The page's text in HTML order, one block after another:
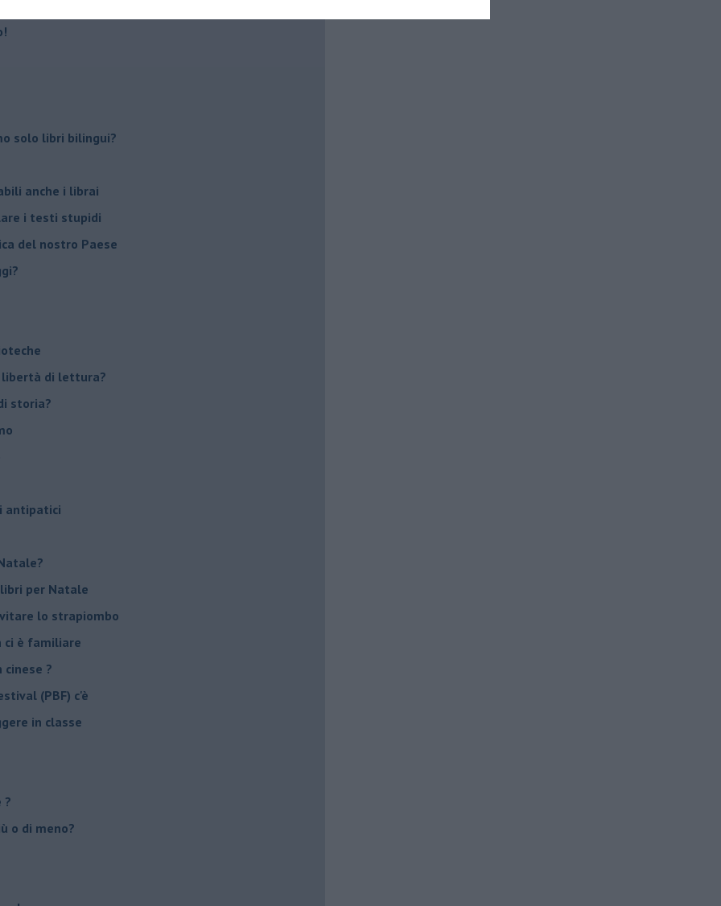
solo libri bilingui?
anche i librai
i testi stupidi
del nostro Paese
di lettura?
storia?
antipatici
per Natale
lo strapiombo
ci è familiare
cinese ?
(PBF) c'è
in classe
?
o di meno?